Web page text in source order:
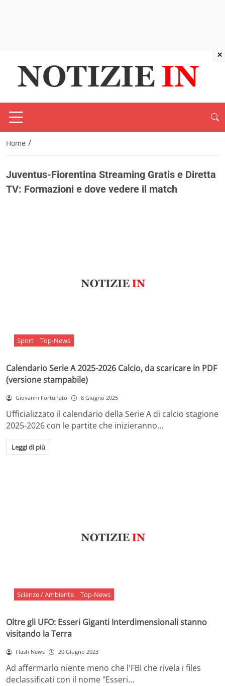
Home /
Juventus-Fiorentina Streaming Gratis e Diretta
TV: Formazioni e dove vedere il match
Sport Top-News
Calendario Serie A 2025-2026 Calcio, da scaricare in PDF
(versione stampabile)
Giovanni Fortunato 8 Giugno 2025
Ufficializzato il calendario della Serie A di calcio stagione
2025-2026 con le partite che inizieranno…
Leggi di più
Scienze / Ambiente Top-News
Oltre gli UFO: Esseri Giganti Interdimensionali stanno
visitando la Terra
Flash News 20 Giugno 2023
Ad affermarlo niente meno che l'FBI che rivela i files
declassificati con il nome "Esseri…
×